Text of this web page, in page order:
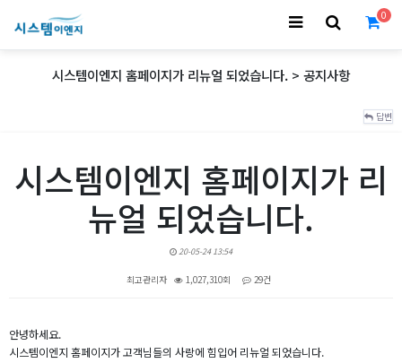
0
시스템이엔지 홈페이지가 리뉴얼 되었습니다. > 공지사항
답변
시스템이엔지 홈페이지가 리
뉴얼 되었습니다.
20-05-24 13:54
최고관리자 1,027,310회 29건
본문
안녕하세요.
시스템이엔지 홈페이지가 고객님들의 사랑에 힘입어 리뉴얼 되었습니다.